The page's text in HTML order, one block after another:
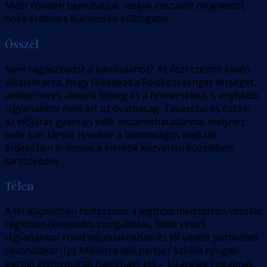
Most röviden bemutatjuk, melyik évszakot mi jellemzi,
hova érdemes különösen ellátogatni.
Ősszel
Nem ragaszkodsz a kánikulához? Az őszi szezon kiváló
alkalom arra, hogy felfedezd a Földközi-tenger térségét,
amikor nincs akkora tömeg és a hőmérséklet is enyhébb.
Ugyanakkor nem árt az óvatosság. Tavasszal és ősszel
az időjárás gyakran válik kiszámíthatatlanná, melyhez
erős szél társul. Ilyenkor a biztonságos hajózás
érdekében érdemes a kikötők közvetlen közelében
tartózkodni.
Télen
A tél alapvetően holtszezon a legtöbb mediterrán vitorlás
régióban (kevesebb szolgáltatás, több vihar).
Ugyanakkor rövid időablakokban és jól védett partközeli
útvonalakon (pl. Mallorca déli partja / Szicília nyugati
partja) előfordulhat hajózható idő – kizárólag rugalmas